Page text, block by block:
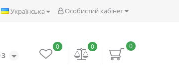
Особистий кабінет
Українська
0
0
0